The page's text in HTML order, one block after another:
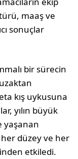
maaş ve
sonuçlar
bir sürecin
kış uykusuna
yılın büyük
yaşanan
düzey ve her
etkiledi.